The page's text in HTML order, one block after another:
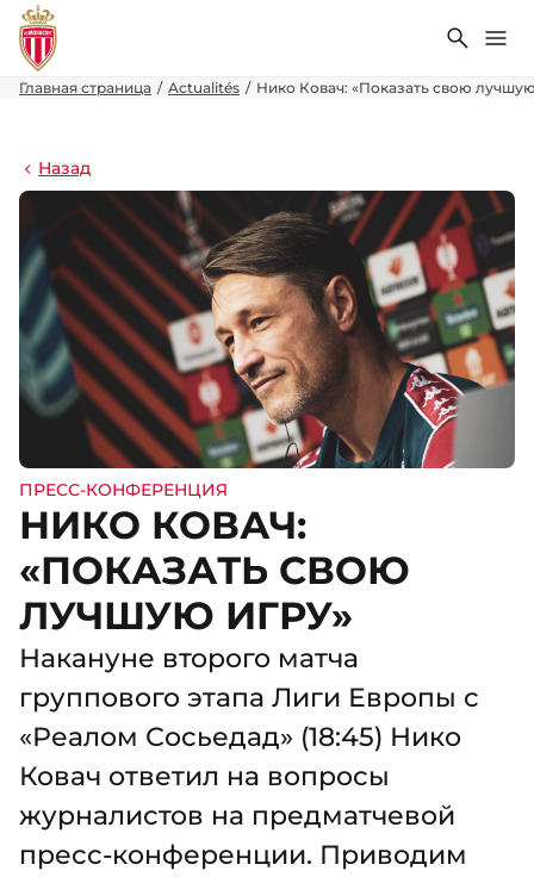
Поиск
Главная страница Actualités Нико Ковач: «Показать свою
Назад
ПРЕСС-КОНФЕРЕНЦИЯ
НИКО КОВАЧ:
«ПОКАЗАТЬ СВОЮ
ЛУЧШУЮ ИГРУ»
Накануне второго матча
группового этапа Лиги Европы с
«Реалом Сосьедад» (18:45) Нико
Ковач ответил на вопросы
журналистов на предматчевой
пресс-конференции. Приводим